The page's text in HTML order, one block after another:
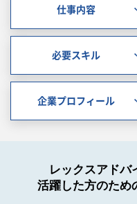
仕事内容
必要スキル
企業プロフィール
レックスアドバ
活躍した方のため